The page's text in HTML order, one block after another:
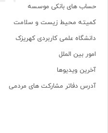
حساب های بانکی موسسه
کمیته محیط زیست و سلامت
دانشگاه علمی کاربردی کهریزک
امور بین الملل
آخرین ویدیوها
آدرس دفاتر مشارکت های مردمی